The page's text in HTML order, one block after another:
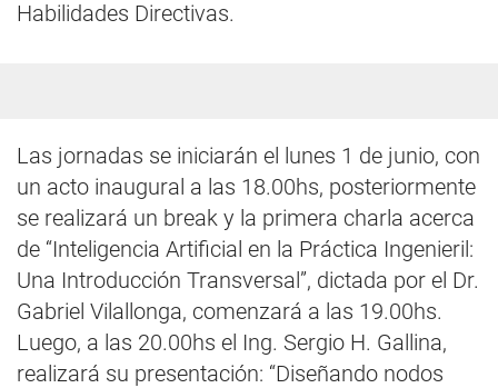
Habilidades Directivas.
Las jornadas se iniciarán el lunes 1 de junio, con
un acto inaugural a las 18.00hs, posteriormente
se realizará un break y la primera charla acerca
de “Inteligencia Artificial en la Práctica Ingenieril:
Una Introducción Transversal”, dictada por el Dr.
Gabriel Vilallonga, comenzará a las 19.00hs.
Luego, a las 20.00hs el Ing. Sergio H. Gallina,
realizará su presentación: “Diseñando nodos